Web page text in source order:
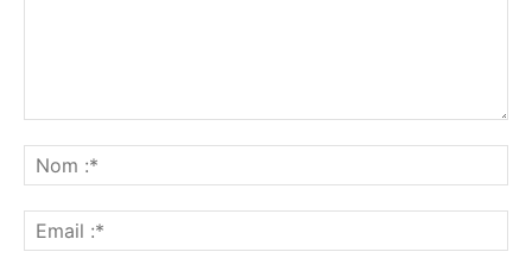
:*
:*